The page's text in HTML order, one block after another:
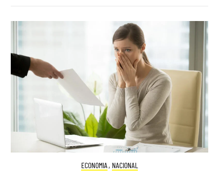
ECONOMIA , NACIONAL